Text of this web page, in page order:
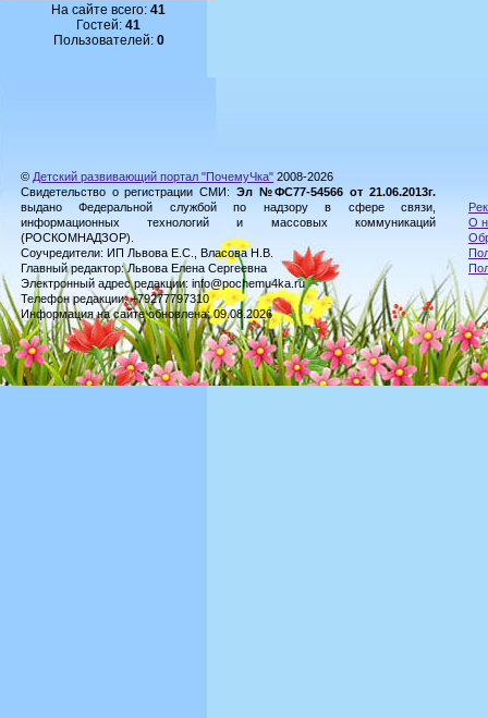
На сайте всего:41
Гостей:41
Пользователей: 0
© Детский развивающий портал "ПочемуЧка" 2008-2026
Свидетельство о регистрации СМИ: Эл №ФС77-54566 от 21.06.2013г.
выдано Федеральной службой по надзору в сфере связи,
информационных технологий и массовых коммуникаций
(РОСКОМНАДЗОР).
Соучредители: ИП Львова Е.С., Власова Н.В.
Главный редактор: Львова Елена Сергеевна
Электронный адрес редакции: info@pochemu4ka.ru
Телефон редакции: +79277797310
Информация на сайте обновлена: 09.08.2026
О